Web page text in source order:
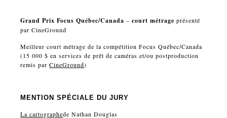
Grand Prix Focus Québec/Canada–court métrageprésenté
par CineGround
Meilleur court métrage de la compétition Focus Québec/Canada
(15 000 $ en services de prêt de caméras et/ou postproduction
remis parCineGround)
MENTION SPÉCIALE DU JURY
La cartographede Nathan Douglas